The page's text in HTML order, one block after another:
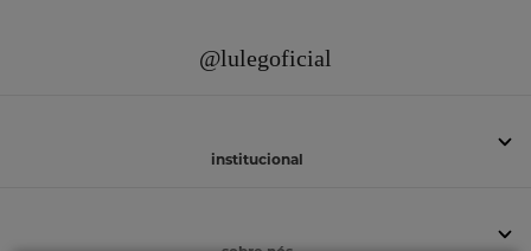
@lulegoficial
institucional